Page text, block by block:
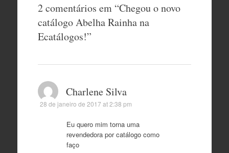
2 comentários em “Chegou o novo
catálogo Abelha Rainha na
Ecatálogos!”
Charlene Silva
28 de janeiro de 2017 at 2:38 pm
Eu quero mim torna uma
revendedora por catálogo como
faço